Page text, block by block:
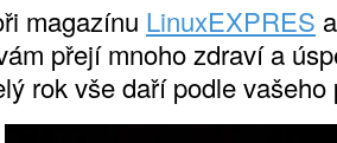
magazínu LinuxEXPRES
přejí mnoho zdraví a
rok vše daří podle vašeho